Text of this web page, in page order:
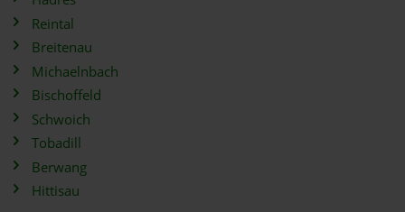
Reintal
Breitenau
Michaelnbach
Bischoffeld
Schwoich
Tobadill
Berwang
Hittisau